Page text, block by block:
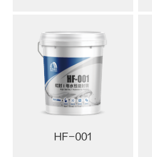
HF-001